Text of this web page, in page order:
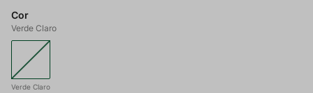
Cor
Verde Claro
Verde Claro